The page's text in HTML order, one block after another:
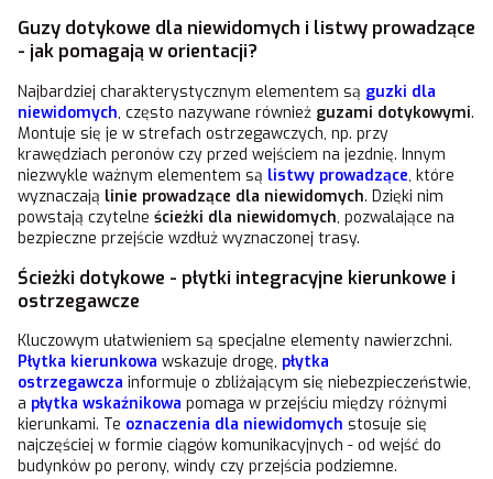
Guzy dotykowe dla niewidomych i listwy prowadzące
- jak pomagają w orientacji?
Najbardziej charakterystycznym elementem są guzki dla
niewidomych, często nazywane również guzami dotykowymi.
Montuje się je w strefach ostrzegawczych, np. przy
krawędziach peronów czy przed wejściem na jezdnię. Innym
niezwykle ważnym elementem są listwy prowadzące, które
wyznaczają linie prowadzące dla niewidomych. Dzięki nim
powstają czytelne ścieżki dla niewidomych, pozwalające na
bezpieczne przejście wzdłuż wyznaczonej trasy.
Ścieżki dotykowe - płytki integracyjne kierunkowe i
ostrzegawcze
Kluczowym ułatwieniem są specjalne elementy nawierzchni.
Płytka kierunkowa wskazuje drogę, płytka
ostrzegawcza informuje o zbliżającym się niebezpieczeństwie,
a płytka wskaźnikowa pomaga w przejściu między różnymi
kierunkami. Te oznaczenia dla niewidomych stosuje się
najczęściej w formie ciągów komunikacyjnych - od wejść do
budynków po perony, windy czy przejścia podziemne.